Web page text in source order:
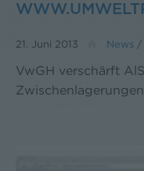
21. Juni 2013 News /
VwGH verschärft